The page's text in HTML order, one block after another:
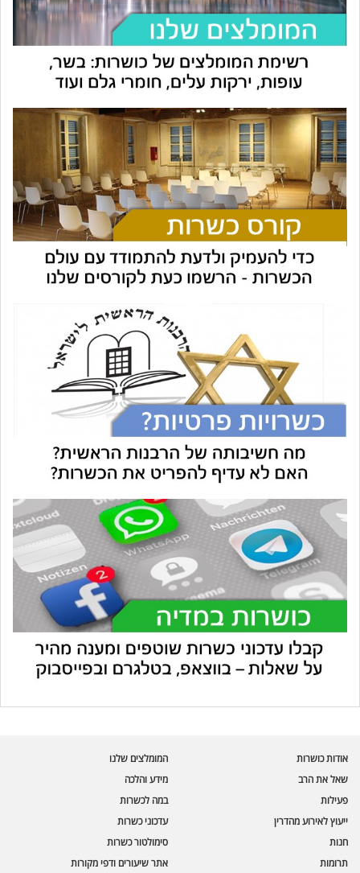
אודות כושרות
שאל את הרב
פעילות
ייעוץ לאירוע מהדרין
המומלצים שלנו
מידע והלכה
במה לכשרות
עדכוני כשרות
חנות
תרומות
סימולטור כשרות
אתר שיעורים ודפי מקורות
🪲 בדיקת חרקים
מספר כושרות ומאמרי האתר